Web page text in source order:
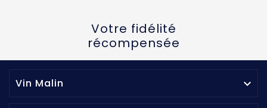
Votre fidélité
récompensée
Vin Malin 